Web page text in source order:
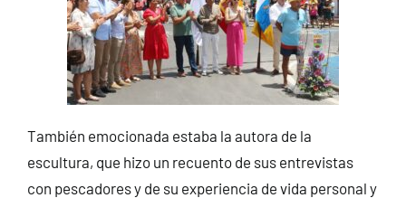
También emocionada estaba la autora de la
escultura, que hizo un recuento de sus entrevistas
con pescadores y de su experiencia de vida personal y